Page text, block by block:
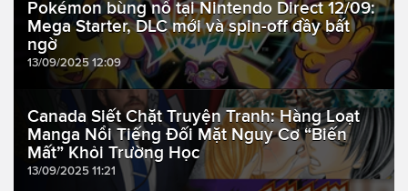
Pokémon bùng nổ tại Nintendo Direct 12/09:
Mega Starter, DLC mới và spin-off đầy bất
ngờ
13/09/2025 12:09
Canada Siết Chặt Truyện Tranh: Hàng Loạt
Manga Nổi Tiếng Đối Mặt Nguy Cơ “Biến
Mất” Khỏi Trường Học
13/09/2025 11:21